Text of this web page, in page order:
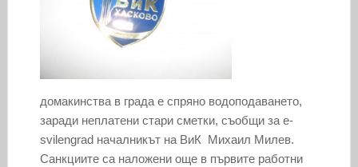
домакинства в града е спряно водоподаването,
заради неплатени стари сметки, съобщи за e-
svilengrad началникът на ВиК Михаил Милев.
Санкциите са наложени още в първите работни